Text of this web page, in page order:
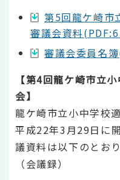
第5回龍ケ崎市
審議会資料
審議会委員名
【第4回龍ケ崎市立
会】
龍ケ崎市立小中学校
平成22年3月29日に
議資料は以下のとおり
（会議録）